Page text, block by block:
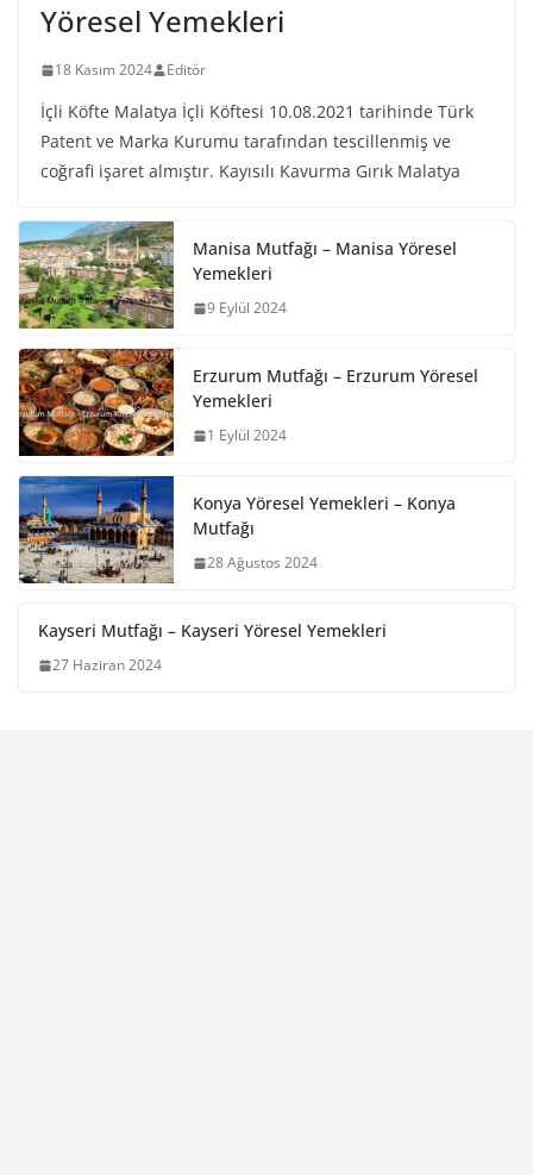
Yöresel Yemekleri
18 Kasım 2024 Editör
İçli Köfte Malatya İçli Köftesi 10.08.2021 tarihinde Türk
Patent ve Marka Kurumu tarafından tescillenmiş ve
coğrafi işaret almıştır. Kayısılı Kavurma Gırık Malatya
Manisa Mutfağı – Manisa Yöresel
Yemekleri
9 Eylül 2024
Erzurum Mutfağı – Erzurum Yöresel
Yemekleri
1 Eylül 2024
Konya Yöresel Yemekleri – Konya
Mutfağı
28 Ağustos 2024
Kayseri Mutfağı – Kayseri Yöresel Yemekleri
27 Haziran 2024